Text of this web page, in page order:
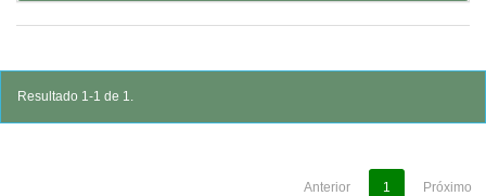
Resultado 1-1 de 1.
Anterior 1 Próximo